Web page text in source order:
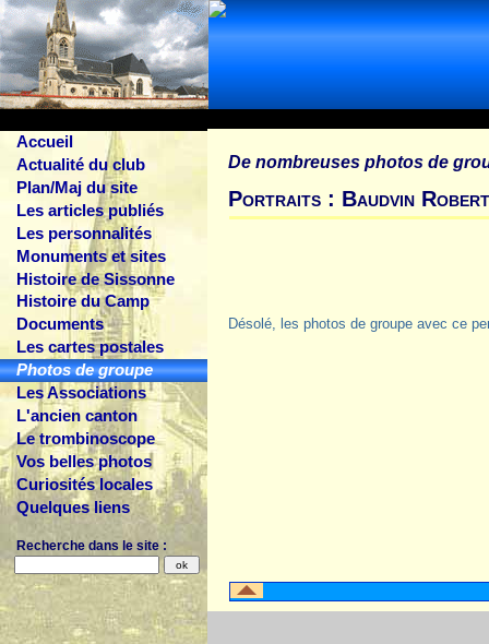
Accueil
Actualité du club
Plan/Maj du site
Les articles publiés
Les personnalités
Monuments et sites
Histoire de Sissonne
Histoire du Camp
Documents
Les cartes postales
Photos de groupe
Les Associations
L'ancien canton
Le trombinoscope
Vos belles photos
Curiosités locales
Quelques liens
Recherche dans le site :
De nombreuses photos de
Portraits : Baudvin
Désolé, les photos de groupe avec ce